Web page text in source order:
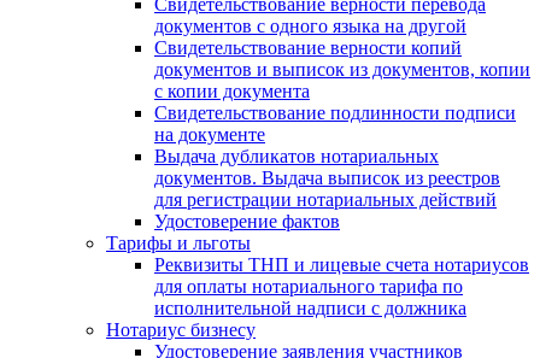
документов с одного языка на другой
Свидетельствование верности копий
документов и выписок из документов, копии
с копии документа
Свидетельствование подлинности подписи
на документе
Выдача дубликатов нотариальных
документов. Выдача выписок из реестров
для регистрации нотариальных действий
Удостоверение фактов
Тарифы и льготы
Реквизиты ТНП и лицевые счета нотариусов
для оплаты нотариального тарифа по
исполнительной надписи с должника
Нотариус бизнесу
Удостоверение заявления участников